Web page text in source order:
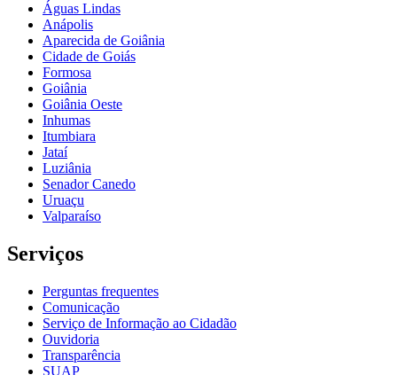
Águas Lindas
Anápolis
Aparecida de Goiânia
Cidade de Goiás
Formosa
Goiânia
Goiânia Oeste
Inhumas
Itumbiara
Jataí
Luziânia
Senador Canedo
Uruaçu
Valparaíso
Serviços
Perguntas frequentes
Comunicação
Serviço de Informação ao Cidadão
Ouvidoria
Transparência
SUAP